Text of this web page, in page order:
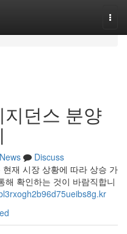
던스 분양
News
Discuss
재 시장 상황에 따라 상승 가
해 확인하는 것이 바람직합니